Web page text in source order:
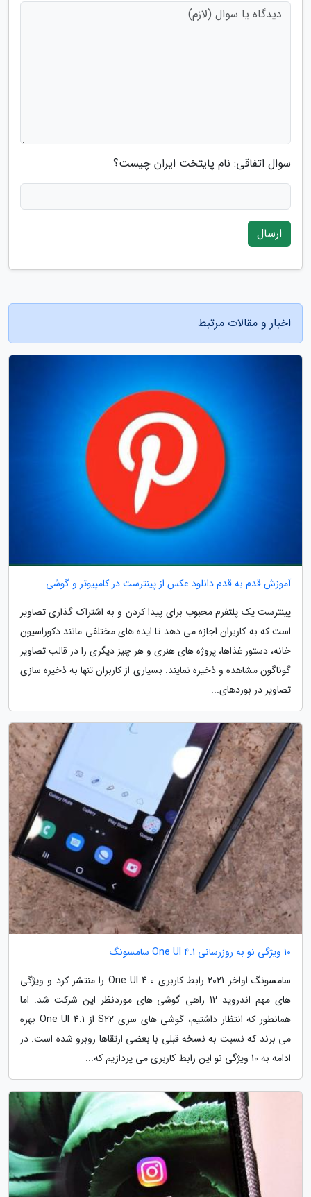
سوال اتفاقی: نام پایتخت ایران چیست؟
ارسال
اخبار و مقالات مرتبط
آموزش قدم به قدم دانلود عکس از پینترست در کامپیوتر و گوشی
پینترست یک پلتفرم محبوب برای پیدا کردن و به اشتراک گذاری تصاویر
است که به کاربران اجازه می دهد تا ایده های مختلفی مانند دکوراسیون
خانه، دستور غذاها، پروژه های هنری و هر چیز دیگری را در قالب تصاویر
گوناگون مشاهده و ذخیره نمایند. بسیاری از کاربران تنها به ذخیره سازی
تصاویر در بوردهای...
10 ویژگی نو به روزرسانی One UI 4.1 سامسونگ
سامسونگ اواخر 2021 رابط کاربری One UI 4.0 را منتشر کرد و ویژگی
های مهم اندروید 12 راهی گوشی های موردنظر این شرکت شد. اما
همانطور که انتظار داشتیم، گوشی های سری S22 از One UI 4.1 بهره
می برند که نسبت به نسخه قبلی با بعضی ارتقاها روبرو شده است. در
ادامه به 10 ویژگی نو این رابط کاربری می پردازیم که...